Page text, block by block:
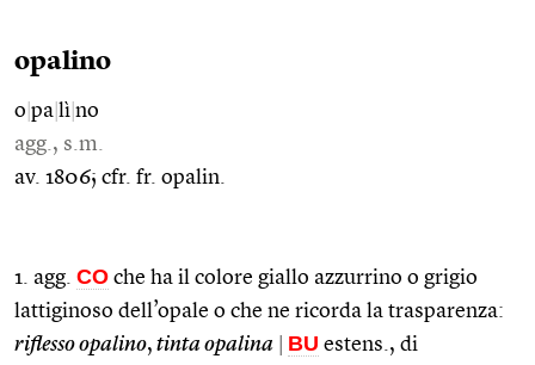
opalino
o pa lì no
agg., s.m.
av. 1806; cfr. fr. opalin.
1. agg. CO che ha il colore giallo azzurrino o grigio
lattiginoso dell’opale o che ne ricorda la trasparenza:
riflesso opalino, tinta opalina BU estens., di